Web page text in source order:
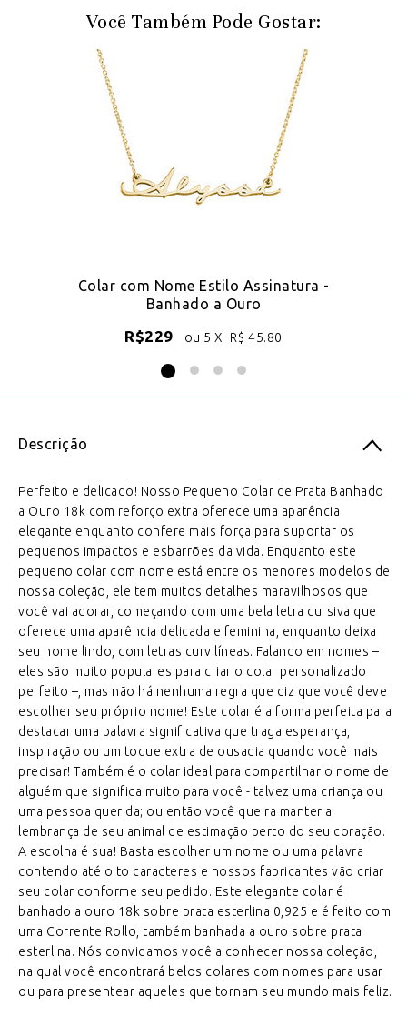
Você Também Pode Gostar:
Colar com Nome Estilo Assinatura -
Banhado a Ouro
R$229 ou 5 X R$ 45.80
Descrição
Perfeito e delicado! Nosso Pequeno Colar de Prata Banhado
a Ouro 18k com reforço extra oferece uma aparência
elegante enquanto confere mais força para suportar os
pequenos impactos e esbarrões da vida. Enquanto este
pequeno colar com nome está entre os menores modelos de
nossa coleção, ele tem muitos detalhes maravilhosos que
você vai adorar, começando com uma bela letra cursiva que
oferece uma aparência delicada e feminina, enquanto deixa
seu nome lindo, com letras curvilíneas. Falando em nomes –
eles são muito populares para criar o colar personalizado
perfeito –, mas não há nenhuma regra que diz que você deve
escolher seu próprio nome! Este colar é a forma perfeita para
destacar uma palavra significativa que traga esperança,
inspiração ou um toque extra de ousadia quando você mais
precisar! Também é o colar ideal para compartilhar o nome de
alguém que significa muito para você - talvez uma criança ou
uma pessoa querida; ou então você queira manter a
lembrança de seu animal de estimação perto do seu coração.
A escolha é sua! Basta escolher um nome ou uma palavra
contendo até oito caracteres e nossos fabricantes vão criar
seu colar conforme seu pedido. Este elegante colar é
banhado a ouro 18k sobre prata esterlina 0,925 e é feito com
uma Corrente Rollo, também banhada a ouro sobre prata
esterlina. Nós convidamos você a conhecer nossa coleção,
na qual você encontrará belos colares com nomes para usar
ou para presentear aqueles que tornam seu mundo mais feliz.